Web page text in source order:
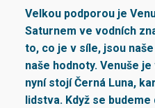
Velkou podporou je
Saturnem ve vodních
to, co je v síle, jsou
naše hodnoty. Venuše
nyní stojí Černá Luna,
lidstva. Když se